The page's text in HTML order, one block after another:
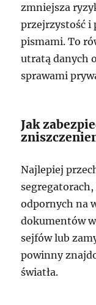
zmniejsza
przejrzystość i
pismami. To
utratą danych
sprawami
Jak
Najlepiej
odpornych na
dokumentów
sejfów lub
powinny
światła.